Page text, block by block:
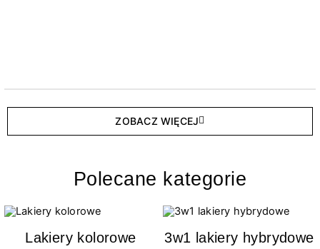
ZOBACZ WIĘCEJ
Polecane kategorie
Lakiery kolorowe 3w1 lakiery hybrydowe